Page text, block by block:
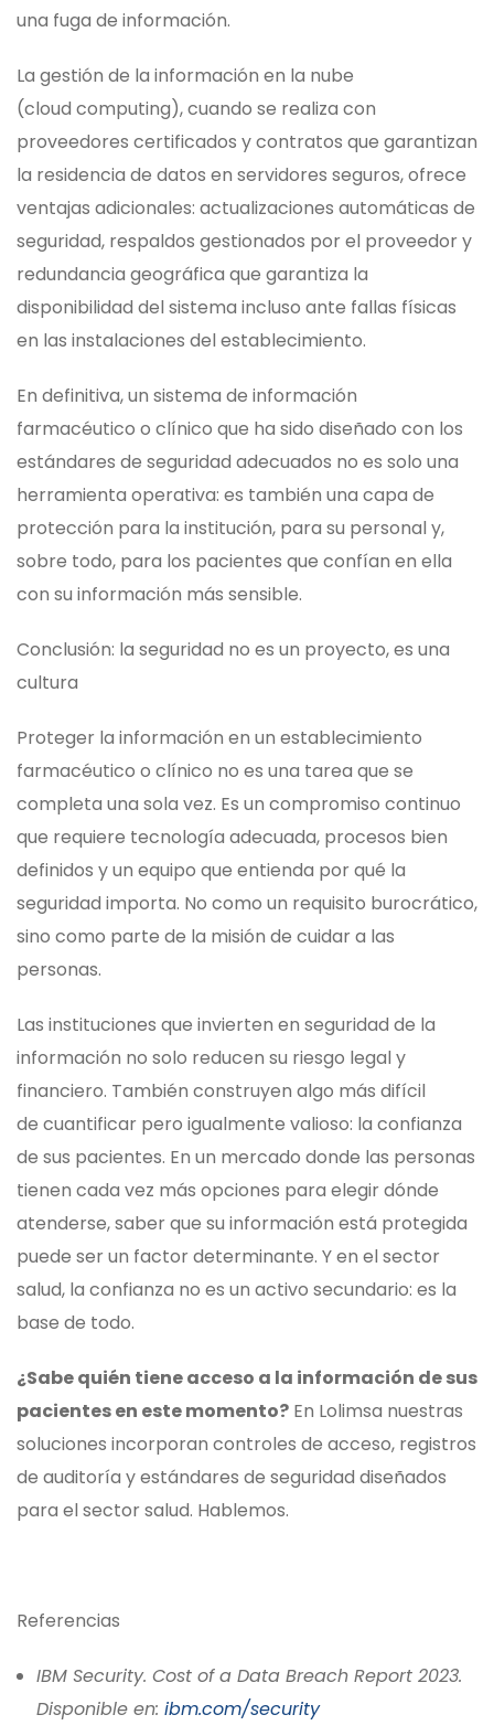
una fuga de información.
La gestión de la información en la nube
(cloud computing), cuando se realiza con
proveedores certificados y contratos que garantizan
la residencia de datos en servidores seguros, ofrece
ventajas adicionales: actualizaciones automáticas de
seguridad, respaldos gestionados por el proveedor y
redundancia geográfica que garantiza la
disponibilidad del sistema incluso ante fallas físicas
en las instalaciones del establecimiento.
En definitiva, un sistema de información
farmacéutico o clínico que ha sido diseñado con los
estándares de seguridad adecuados no es solo una
herramienta operativa: es también una capa de
protección para la institución, para su personal y,
sobre todo, para los pacientes que confían en ella
con su información más sensible.
Conclusión: la seguridad no es un proyecto, es una
cultura
Proteger la información en un establecimiento
farmacéutico o clínico no es una tarea que se
completa una sola vez. Es un compromiso continuo
que requiere tecnología adecuada, procesos bien
definidos y un equipo que entienda por qué la
seguridad importa. No como un requisito burocrático,
sino como parte de la misión de cuidar a las
personas.
Las instituciones que invierten en seguridad de la
información no solo reducen su riesgo legal y
financiero. También construyen algo más difícil
de cuantificar pero igualmente valioso: la confianza
de sus pacientes. En un mercado donde las personas
tienen cada vez más opciones para elegir dónde
atenderse, saber que su información está protegida
puede ser un factor determinante. Y en el sector
salud, la confianza no es un activo secundario: es la
base de todo.
¿Sabe quién tiene acceso a la información de sus
pacientes en este momento? En Lolimsa nuestras
soluciones incorporan controles de acceso, registros
de auditoría y estándares de seguridad diseñados
para el sector salud. Hablemos.
Referencias
IBM Security. Cost of a Data Breach Report 2023.
Disponible en: ibm.com/security